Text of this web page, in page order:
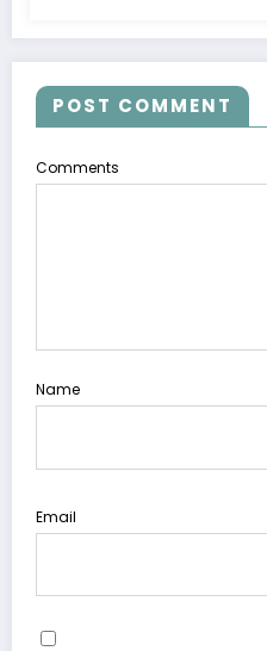
POST COMMENT
Comments
Name
Email